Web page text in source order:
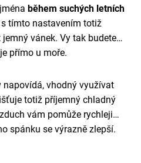
během suchých letních
tímto nastavením totiž
vánek. Vy tak budete
přímo u moře.
napovídá, vhodný využívat
totiž příjemný chladný
vám pomůže rychleji
spánku se výrazně zlepší.